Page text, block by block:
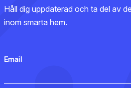
Håll dig uppdaterad och ta del av
inom smarta hem.
Email